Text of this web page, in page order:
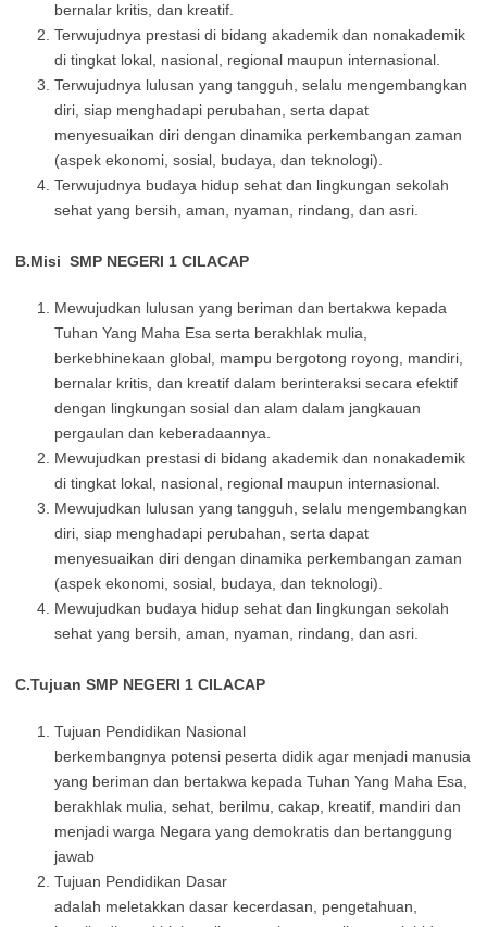
bernalar kritis, dan kreatif.
Terwujudnya prestasi di bidang akademik dan nonakademik
di tingkat lokal, nasional, regional maupun internasional.
Terwujudnya lulusan yang tangguh, selalu mengembangkan
diri, siap menghadapi perubahan, serta dapat
menyesuaikan diri dengan dinamika perkembangan zaman
(aspek ekonomi, sosial, budaya, dan teknologi).
Terwujudnya budaya hidup sehat dan lingkungan sekolah
sehat yang bersih, aman, nyaman, rindang, dan asri.
B.Misi SMP NEGERI 1 CILACAP
Mewujudkan lulusan yang beriman dan bertakwa kepada
Tuhan Yang Maha Esa serta berakhlak mulia,
berkebhinekaan global, mampu bergotong royong, mandiri,
bernalar kritis, dan kreatif dalam berinteraksi secara efektif
dengan lingkungan sosial dan alam dalam jangkauan
pergaulan dan keberadaannya.
Mewujudkan prestasi di bidang akademik dan nonakademik
di tingkat lokal, nasional, regional maupun internasional.
Mewujudkan lulusan yang tangguh, selalu mengembangkan
diri, siap menghadapi perubahan, serta dapat
menyesuaikan diri dengan dinamika perkembangan zaman
(aspek ekonomi, sosial, budaya, dan teknologi).
Mewujudkan budaya hidup sehat dan lingkungan sekolah
sehat yang bersih, aman, nyaman, rindang, dan asri.
C.Tujuan SMP NEGERI 1 CILACAP
Tujuan Pendidikan Nasional
berkembangnya potensi peserta didik agar menjadi manusia
yang beriman dan bertakwa kepada Tuhan Yang Maha Esa,
berakhlak mulia, sehat, berilmu, cakap, kreatif, mandiri dan
menjadi warga Negara yang demokratis dan bertanggung
jawab
Tujuan Pendidikan Dasar
adalah meletakkan dasar kecerdasan, pengetahuan,